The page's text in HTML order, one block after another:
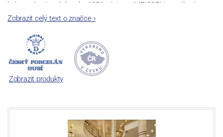
byl označován až do roku 1956 nápisem MEISSEN v oválovém
rámečku.
Dnes, kdy čtete tento úvod, nese firma název
počet jeho dílů v cibulovém provedení je 850 tvarů. Tyto výrobky
jsou garantovány Asociací sklářského a keramického průmyslu
České republiky jako „
Český výrobek
Zobrazit celý text o značce›
Zobrazit produkty